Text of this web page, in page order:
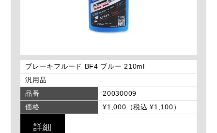
ブレーキフルード BF4 ブルー 210ml
汎用品
品番
20030009
価格
¥1,000（税込 ¥1,100）
詳細